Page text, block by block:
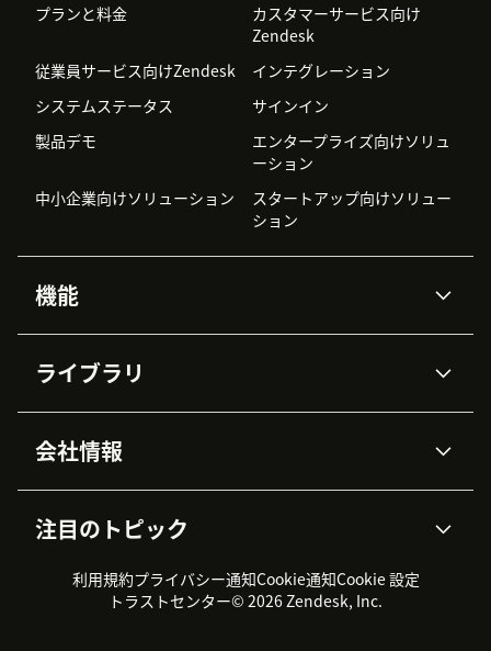
プランと料金
カスタマーサービス向け
Zendesk
従業員サービス向けZendesk
インテグレーション
システムステータス
サインイン
製品デモ
エンタープライズ向けソリュ
ーション
中小企業向けソリューション
スタートアップ向けソリュー
ション
機能
Zendesk AI
高度なデータプライバシーと
データ保護
ナレッジベース
ワークフォースマネジメント
カスタマーポータル
ライブラリ
APIと開発者向け情報
AI研究
イベント情報
導入事例
トライアル体験とFAQ
会社情報
採用情報
インクルージョン＆ビロンギ
サステナビリティレポート
Zendesk Foundation
注目のトピック
CX Trends 2026
製品のアップデート情報
カスタマーサポートツール
ヘルプデスク向けチケット管
利用規約プライバシー通知Cookie通知Cookie 設定
トラストセンター© 2026 Zendesk, Inc.